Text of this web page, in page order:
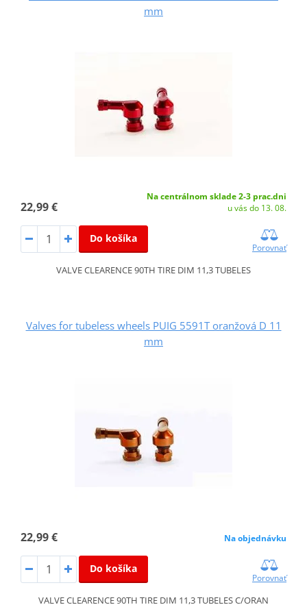
mm
22,99 €
Na centrálnom sklade 2-3 prac.dni
u vás do 13. 08.
Do košíka
Porovnať
VALVE CLEARENCE 90TH TIRE DIM 11,3 TUBELES
Valves for tubeless wheels PUIG 5591T oranžová D 11
mm
22,99 € Na objednávku
Do košíka
Porovnať
VALVE CLEARENCE 90TH TIRE DIM 11,3 TUBELES C/ORAN